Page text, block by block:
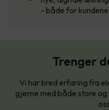
- både for kundene
Trenger
Vi har bred erfaring fra
gjerne med både store